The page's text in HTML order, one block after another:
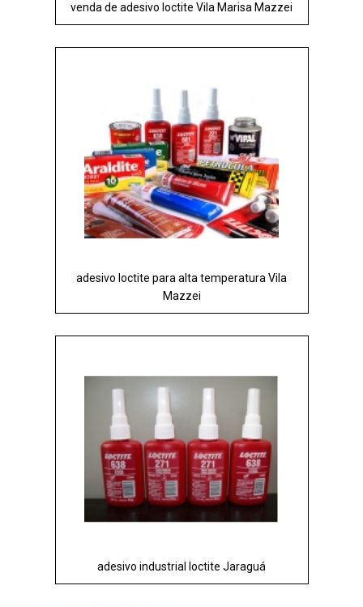
venda de adesivo loctite Vila Marisa Mazzei
adesivo loctite para alta temperatura Vila
Mazzei
adesivo industrial loctite Jaraguá